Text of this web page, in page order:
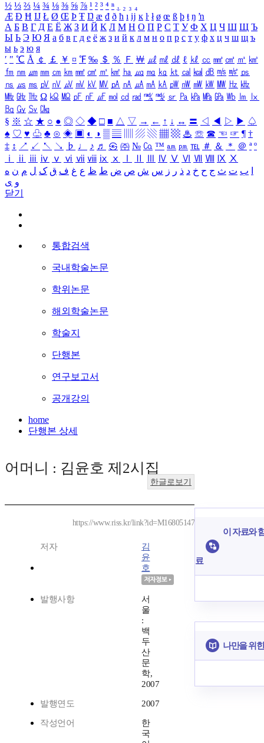
½ ⅓ ⅔ ¼ ¾ ⅛ ⅜ ⅝ ⅞ ¹ ² ³ ⁴ ⁿ ₁ ₂ ₃ ₄
Æ Ð Ħ Ĳ Ł Ø Œ Þ Ŧ Ŋ æ đ ð ħ ı ĳ ĸ ŀ ł ø œ ß þ ŧ ŋ ŉ
А Б В Г Д Е Ё Ж З И Й К Л М Н О П Р С Т У Ф Х Ц Ч Ш Щ Ъ
Ы Ь Э Ю Я а б в г д е ё ж з и й к л м н о п р с т у ф х ц ч ш щ ъ
ы ь э ю я
′ ″ ℃ Å ￠ ￡ ￥ ¤ ℉ ‰ ＄ ％ Ｆ ￦ ㎕ ㎖ ㎗ ℓ ㎘ ㏄ ㎣ ㎤ ㎥ ㎦
㎙ ㎚ ㎛ ㎜ ㎝ ㎞ ㎟ ㎠ ㎡ ㎢ ㏊ ㎍ ㎎ ㎏ ㏏ ㎈ ㎉ ㏈ ㎧ ㎨ ㎰
㎱ ㎲ ㎳ ㎴ ㎵ ㎶ ㎷ ㎸ ㎹ ㎀ ㎁ ㎂ ㎃ ㎄ ㎺ ㎻ ㎽ ㎾ ㎿ ㎐ ㎑
㎒ ㎓ ㎔ Ω ㏀ ㏁ ㎊ ㎋ ㎌ ㏖ ㏅ ㎭ ㎮ ㎯ ㏛ ㎩ ㎪ ㎫ ㎬ ㏝ ㏐
㏓
㏃ ㏉ ㏜ ㏆
§ ※ ☆ ★ ○ ● ◎ ◇ ◆ □ ■ △ ▽ → ← ↑ ↓ ↔ 〓 ◁ ◀ ▷ ▶ ♤
♠ ♡ ♥ ♧ ♣ ⊙ ◈ ▣ ◐ ◑ ▒ ▤ ▨ ▧ ▦ ▩ ♨ ☏ ☎ ☜ ☞ ¶ †
‡ ↕ ↗ ↙ ↖ ↘ ♭ ♩ ♪ ♬ ㉿ ㈜ № ㏇ ™ ㏂ ㏘ ℡ ＃ ＆ ＊ ＠ ª º
ⅰ
ⅱ ⅲ ⅳ ⅴ ⅵ ⅶ ⅷ ⅸ ⅹ Ⅳ Ⅴ Ⅵ Ⅶ Ⅷ Ⅸ Ⅹ
ب ت ث ج ح خ د ذ ر ز س ش ص ض ط ظ ع غ ف ق ک ل م ن ه
و ی
닫기
통합검색
국내학술논문
학위논문
해외학술논문
학술지
단행본
연구보고서
공개강의
home
단행본 상세
어머니 : 김윤호 제2시집
한글로보기
https://www.riss.kr/link?id=M16805147
저자
김
윤
호
발행사항
서
울
:
백
두
산
문
학,
2007
발행연도 2007
작성언어
한
국
이 자료와
료
나만을 위